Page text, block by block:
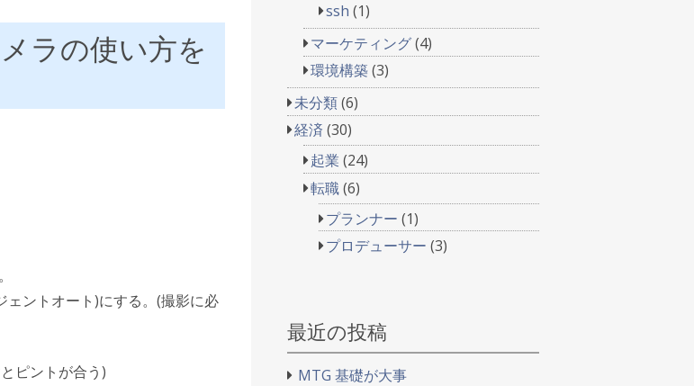
ラの使い方を
ントオート)にする。(撮影に必
ピントが合う)
ssh (1)
マーケティング(4)
環境構築(3)
未分類(6)
経済 (30)
起業 (24)
転職(6)
プランナー (1)
プロデューサー (3)
最近の投稿
MTG 基礎が大事